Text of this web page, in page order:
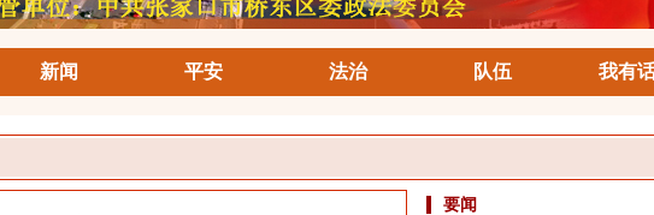
新闻 平安 法治 队伍 我有
要闻